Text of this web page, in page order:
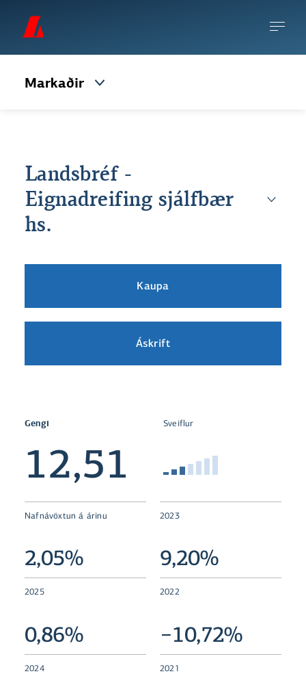
Markaðir
Landsbréf -
Eignadreifing sjálfbær
hs.
Kaupa
Áskrift
Sveiflur
Gengi
12,51
Nafnávöxtun á árinu
2,05%
2023
9,20%
2025
0,86%
2022
−10,72%
2024 2021